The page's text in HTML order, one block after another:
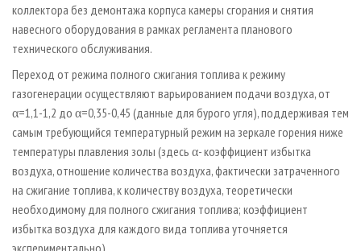
коллектора без демонтажа корпуса камеры сгорания и снятия
навесного оборудования в рамках регламента планового
технического обслуживания.
Переход от режима полного сжигания топлива к режиму
газогенерации осуществляют варьированием подачи воздуха, от
α=1,1-1,2 до α=0,35-0,45 (данные для бурого угля), поддерживая тем
самым требующийся температурный режим на зеркале горения ниже
температуры плавления золы (здесь α- коэффициент избытка
воздуха, отношение количества воздуха, фактически затраченного
на сжигание топлива, к количеству воздуха, теоретически
необходимому для полного сжигания топлива; коэффициент
избытка воздуха для каждого вида топлива уточняется